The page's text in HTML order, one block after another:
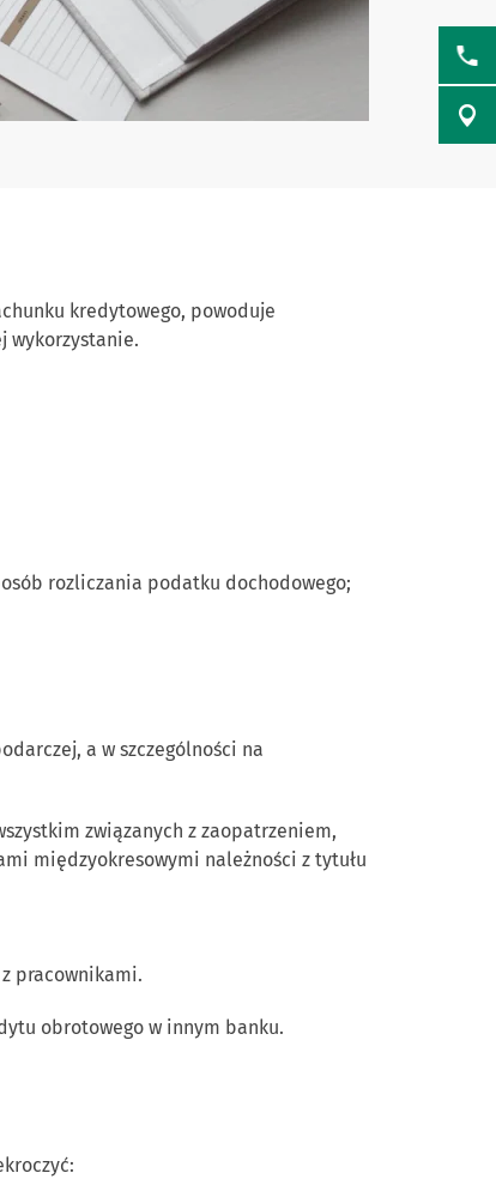
kredytowego, powoduje
wykorzystanie.
rozliczania podatku dochodowego;
a w szczególności na
związanych z zaopatrzeniem,
międzyokresowymi należności z tytułu
pracownikami.
obrotowego w innym banku.